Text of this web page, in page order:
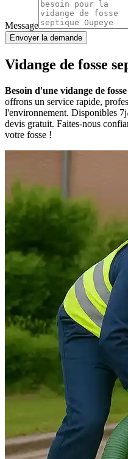
Message
Envoyer la demande
Vidange de fosse
Besoin d'une vidange de
offrons un service rapide,
l'environnement. Disponibles
devis gratuit. Faites-nous
votre fosse !